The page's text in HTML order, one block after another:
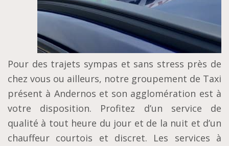
Pour des trajets sympas et sans stress près de
chez vous ou ailleurs, notre groupement de Taxi
présent à Andernos et son agglomération est à
votre disposition. Profitez d’un service de
qualité à tout heure du jour et de la nuit et d’un
chauffeur courtois et discret. Les services à